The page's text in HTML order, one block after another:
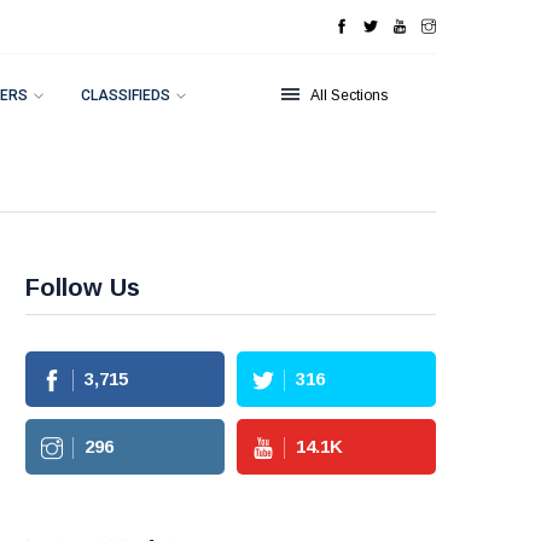
CLASSIFIEDS All Sections
Follow Us
3,715 316
296 14.1K